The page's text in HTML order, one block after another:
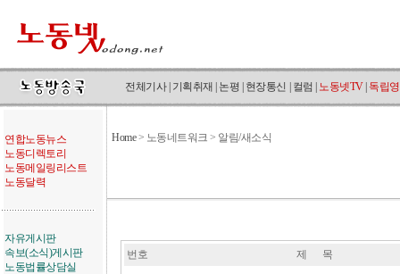
전체기사| 기획취재 논평 현장통신 컬럼 노동넷TV| 독립
연합노동뉴스
노동디렉토리
노동메일링리스트
노동달력
자유게시판
속보(소식)게시판
노동법률상담실
Home> 노동네트워크 > 알림/새소식
번호 제 목